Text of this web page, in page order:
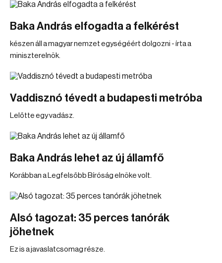
Baka András elfogadta a felkérést
készen áll a magyar nemzet egységéért dolgozni - írta a
miniszterelnök.
Vaddisznó tévedt a budapesti metróba
Lelőtte egy vadász.
Baka András lehet az új államfő
Korábban a Legfelsőbb Bíróság elnöke volt.
Alsó tagozat: 35 perces tanórák
jöhetnek
Ez is a javaslatcsomag része.